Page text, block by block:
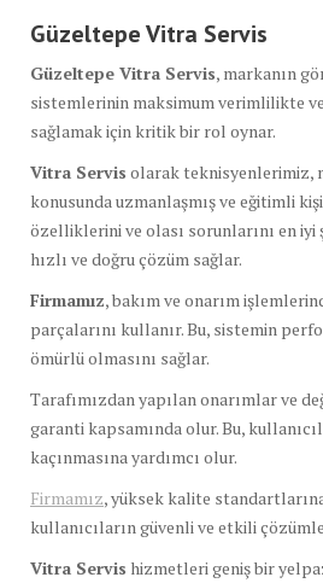
Güzeltepe Vitra Servis
Güzeltepe Vitra Servis, markanın
sistemlerinin maksimum verimlilikte ve
sağlamak için kritik bir rol oynar.
Vitra Servis olarak teknisyenlerimiz,
konusunda uzmanlaşmış ve eğitimli
özelliklerini ve olası sorunlarını en iyi
hızlı ve doğru çözüm sağlar.
Firmamız, bakım ve onarım
parçalarını kullanır. Bu, sistemin
ömürlü olmasını sağlar.
Tarafımızdan yapılan onarımlar ve
garanti kapsamında olur. Bu,
kaçınmasına yardımcı olur.
Firmamız, yüksek kalite
kullanıcıların güvenli ve etkili
Vitra Servis hizmetleri geniş bir